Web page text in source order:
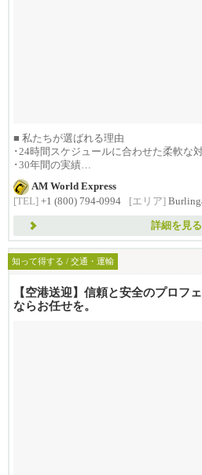
■ 私たちが選ばれる理由
･24時間スケジュールに合わせた柔軟な
･30年間の実績
･1992年創...
AM World Express
[TEL] +1 (800) 794-0994 [エリア]
詳細を見る
知って得する / 交通・運輸
【空港送迎】信頼と安全のプロフ
ならお任せを。